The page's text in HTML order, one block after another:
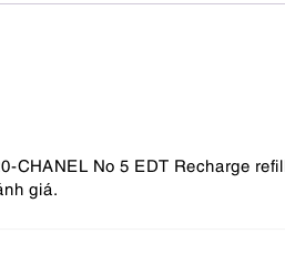
CHANEL No 5 EDT Recharge
giá.